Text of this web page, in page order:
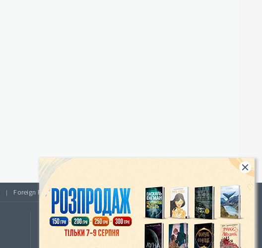
| Foreign Rights |
Інтернет-магазин «Видавництво Богдан»:
46018, м. Тернопіль, А/С 529